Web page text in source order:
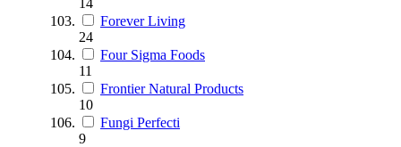
Forever Living
24
Four Sigma Foods
11
Frontier Natural Products
10
Fungi Perfecti
9